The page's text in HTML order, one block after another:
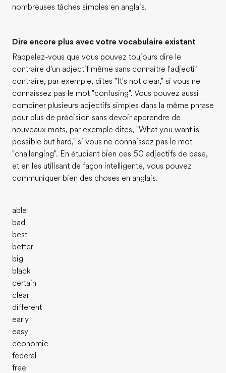
EF recrute
nombreuses tâches simples en anglais.
Dire encore plus avec votre vocabulaire existant
Rappelez-vous que vous pouvez toujours dire le
contraire d'un adjectif même sans connaitre l'adjectif
contraire, par exemple, dites "It's not clear," si vous ne
connaissez pas le mot "confusing". Vous pouvez aussi
combiner plusieurs adjectifs simples dans la même phrase
pour plus de précision sans devoir apprendre de
nouveaux mots, par exemple dites, "What you want is
possible but hard," si vous ne connaissez pas le mot
"challenging". En étudiant bien ces 50 adjectifs de base,
et en les utilisant de façon intelligente, vous pouvez
communiquer bien des choses en anglais.
able
bad
best
better
big
black
certain
clear
different
early
easy
economic
federal
free